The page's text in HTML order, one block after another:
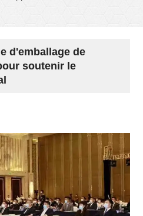
d'emballage de
soutenir le